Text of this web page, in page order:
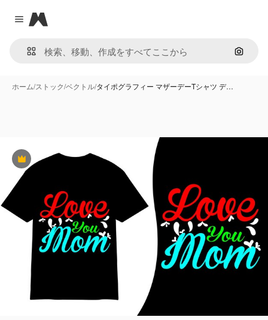
Close menu
Magnific
画像で
ホーム/ストック/ベクトル/タイポグラフィー マザーデーTシャツ デ…
Premium